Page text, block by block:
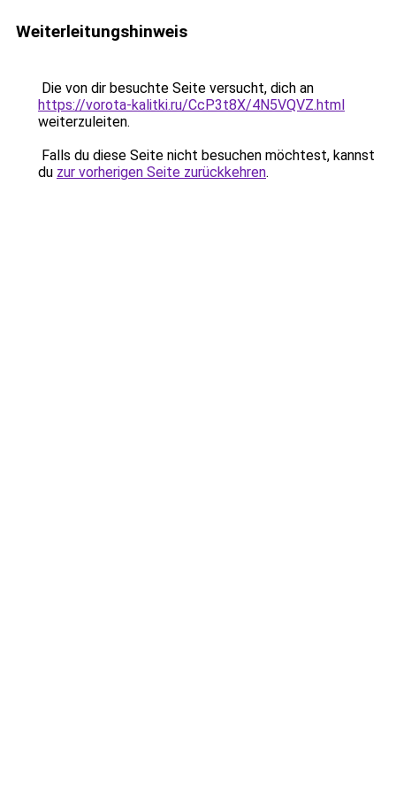
Weiterleitungshinweis
Die von dir besuchte Seite versucht, dich an
https://vorota-kalitki.ru/CcP3t8X/4N5VQVZ.html
weiterzuleiten.
Falls du diese Seite nicht besuchen möchtest, kannst
du zur vorherigen Seite zurückkehren.